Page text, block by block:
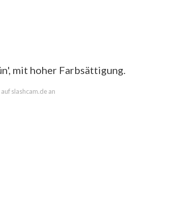
mit hoher Farbsättigung.
slashcam.de an